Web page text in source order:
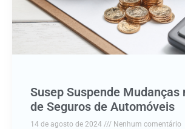
Susep Suspende Mudanças
de Seguros de Automóveis
14 de agosto de 2024 Nenhum comentário